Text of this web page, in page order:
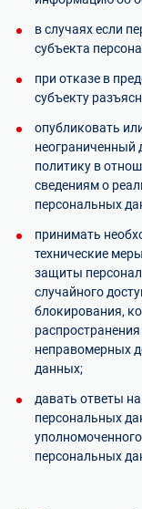
в случаях если
субъекта
при отказе в
субъекту
опубликовать
неограниченный
политику в
сведениям о
персональных
принимать
технические
защиты
случайного
блокирования,
неправомерных
данных;
давать ответы
персональных
персональных